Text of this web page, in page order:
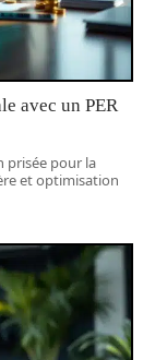
avec un PER
prisée pour la
et optimisation